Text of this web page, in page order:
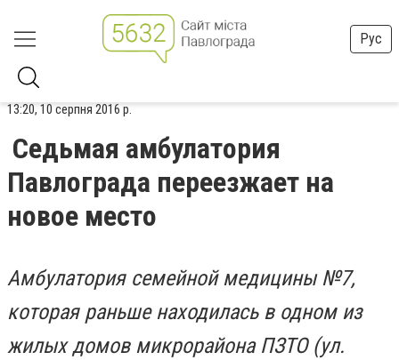
Рус
13:20, 10 серпня 2016 р.
Седьмая амбулатория
Павлограда переезжает на
новое место
Амбулатория семейной медицины №7,
которая раньше находилась в одном из
жилых домов микрорайона ПЗТО (ул.